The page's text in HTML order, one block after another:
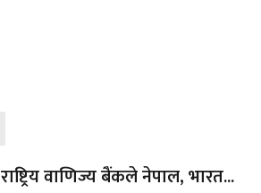
राष्ट्रिय वाणिज्य बैंकले नेपाल, भारत...